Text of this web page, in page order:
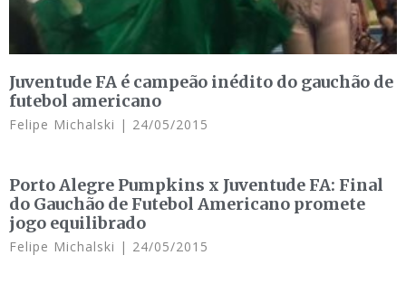
Juventude FA é campeão inédito do gauchão de
futebol americano
Felipe Michalski 24/05/2015
Porto Alegre Pumpkins x Juventude FA: Final
do Gauchão de Futebol Americano promete
jogo equilibrado
Felipe Michalski 24/05/2015